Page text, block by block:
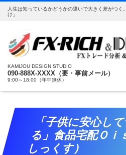
人生は知っているかどうかの違いで大きく差がつ
け」
KAMIJOU DESIGN STUDIO
090-888X-XXXX（要・事前メール）
9:00～18:00（年中無休）
「子供に安心し
る」食品宅配Ｏｉ
しっくす）